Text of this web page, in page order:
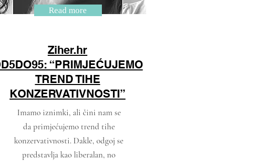
Read more
Ziher.hr
“PRIMJEĆUJEMO
TREND TIHE
KONZERVATIVNOSTI”
Imamo iznimki, ali čini nam se
da primjećujemo trend tihe
konzervativnosti. Dakle, odgoj se
predstavlja kao liberalan, no